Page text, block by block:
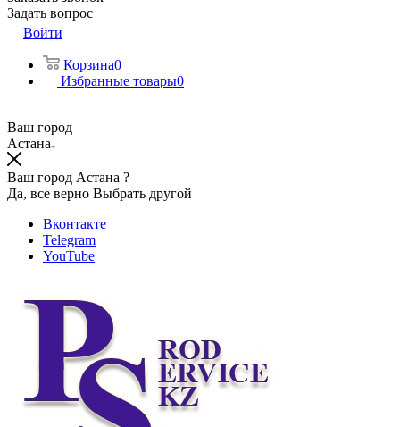
Задать вопрос
Войти
Корзина0
Избранные товары0
Ваш город
Астана
Ваш город Астана ?
Да, все верно Выбрать другой
Вконтакте
Telegram
YouTube